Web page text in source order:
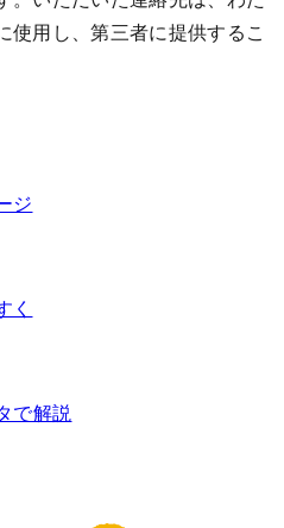
使用し、第三者に提供するこ
ジ
く
で解説